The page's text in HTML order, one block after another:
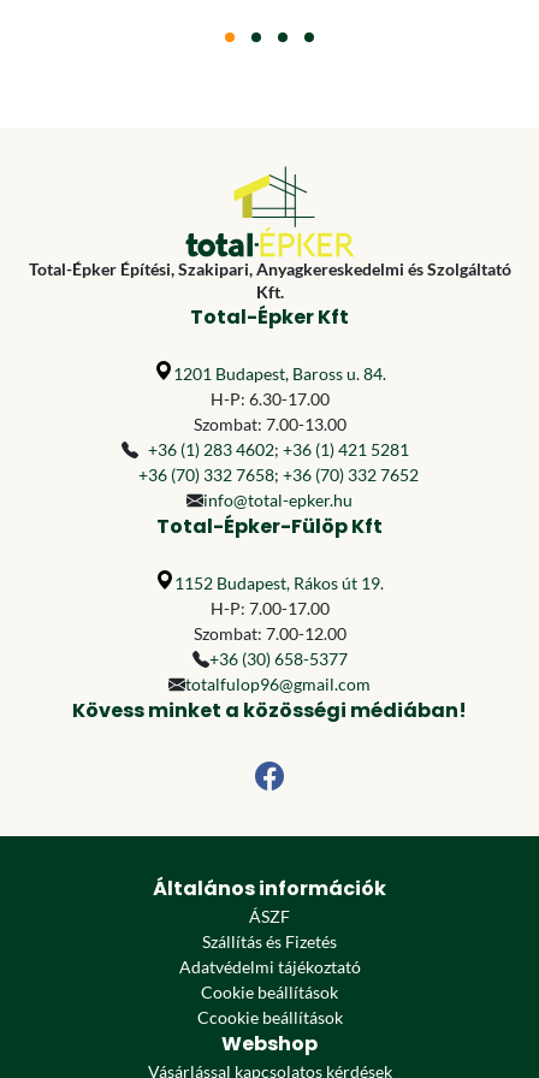
Total-Épker Építési, Szakipari, Anyagkereskedelmi és Szolgáltató
Kft.
Total-Épker Kft
1201 Budapest, Baross u. 84.
H-P: 6.30-17.00
Szombat: 7.00-13.00
+36 (1) 283 4602; +36 (1) 421 5281
+36 (70) 332 7658; +36 (70) 332 7652
info@total-epker.hu
Total-Épker-Fülöp Kft
1152 Budapest, Rákos út 19.
H-P: 7.00-17.00
Szombat: 7.00-12.00
+36 (30) 658-5377
totalfulop96@gmail.com
Kövess minket a közösségi médiában!
Általános információk
ÁSZF
Szállítás és Fizetés
Adatvédelmi tájékoztató
Cookie beállítások
Ccookie beállítások
Webshop
Vásárlással kapcsolatos kérdések